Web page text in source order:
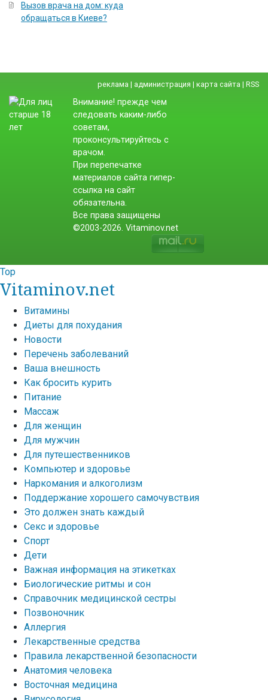
Вызов врача на дом: куда
обращаться в Киеве?
реклама | администрация | карта сайта | RSS
Внимание! прежде чем
следовать каким-либо
советам,
проконсультируйтесь с
врачом.
При перепечатке
материалов сайта гипер-
ссылка на сайт
обязательна.
Все права защищены
©2003-2026. Vitaminov.net
Top
Vitaminov.net
Витамины
Диеты для похудания
Новости
Перечень заболеваний
Ваша внешность
Как бросить курить
Питание
Массаж
Для женщин
Для мужчин
Для путешественников
Компьютер и здоровье
Наркомания и алкоголизм
Поддержание хорошего самочувствия
Это должен знать каждый
Секс и здоровье
Спорт
Дети
Важная информация на этикетках
Биологические ритмы и сон
Справочник медицинской сестры
Позвоночник
Аллергия
Лекарственные средства
Правила лекарственной безопасности
Aнатомия человека
Восточная медицина